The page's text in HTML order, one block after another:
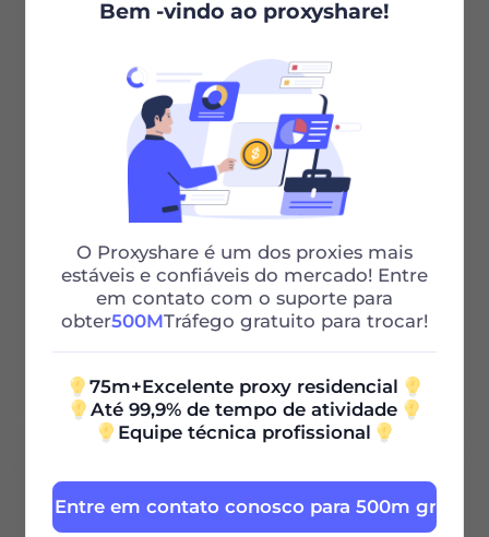
Seleção da cidade/país
Sessões ilimitadas
Largura de banda ilimitada
HTTP/SOCKS5
Suporte 24/7
100G
Bem -vindo ao proxyshare!
O Proxyshare é um dos proxies mais
estáveis ​​e confiáveis ​​do mercado! Entre
em contato com o suporte para
obter500MTráfego gratuito para trocar!
75m+Excelente proxy residencial
Até 99,9% de tempo de atividade
Equipe técnica profissional
Entre em contato conosco para 500m grátis